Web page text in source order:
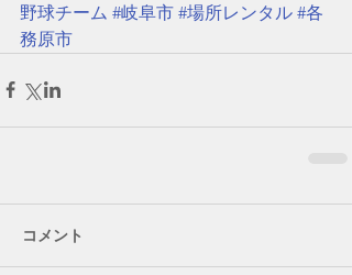
野球チーム #岐阜市 #場所レンタル #各
務原市
コメント